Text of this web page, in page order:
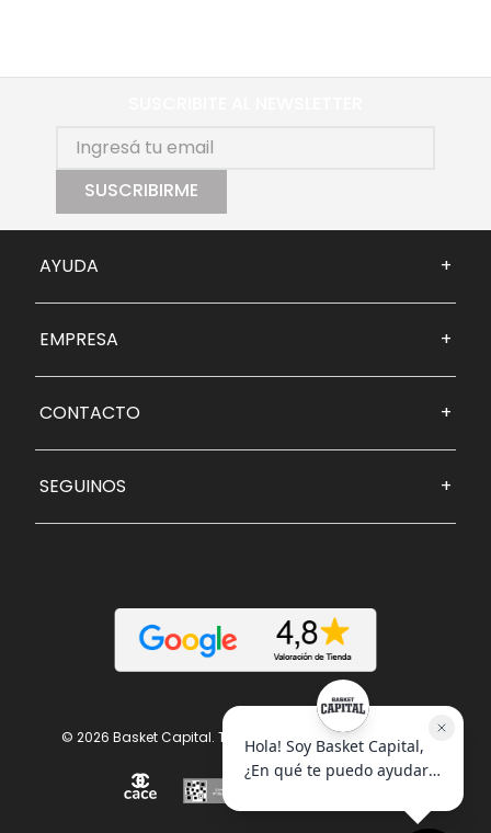
SUSCRIBIRME
AYUDA +
EMPRESA +
CONTACTO +
SEGUINOS +
© 2026 Basket Capital. Todos los derechos reservados